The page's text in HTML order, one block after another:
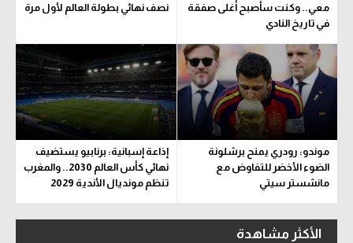
معي.. وكنت سأصبح أغلى صفقة
في تاريخ النادي
نصف نهائي بطولة العالم لأول مرة
موندو: رودري يمنح برشلونة
الضوء الأخضر للتفاوض مع
مانشستر سيتي
إذاعة إسبانية: برنابيو يستضيف
نهائي كأس العالم 2030.. والمغرب
تنظم مونديال الأندية 2029
الأكثر مشاهدة